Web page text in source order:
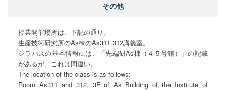
その他
授業開催場所は、下記の通り。
生産技術研究所のAs棟のAs311.312講義室。
シラバスの基本情報には、「先端研As棟（４５号館）」の記載
があるが、これは間違い。
The location of the class is as follows:
Room As311 and 312, 3F of As Building of the Institute of